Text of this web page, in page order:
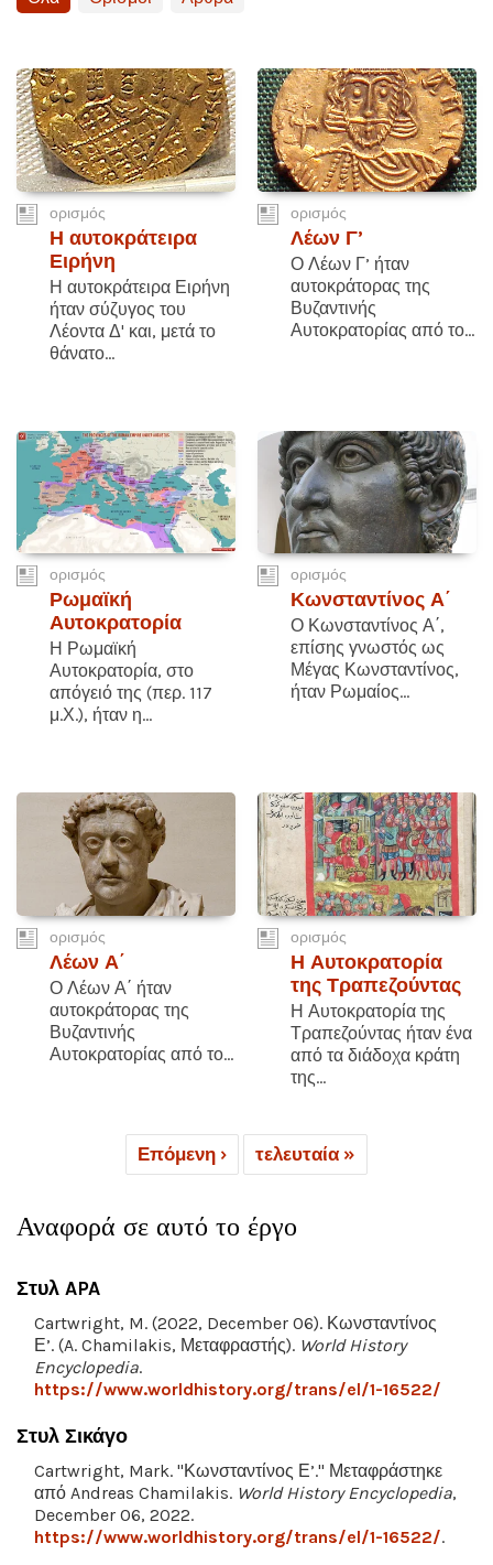
ορισμός
Η αυτοκράτειρα
Ειρήνη
Η αυτοκράτειρα Ειρήνη
ήταν σύζυγος του
Λέοντα Δ' και, μετά το
θάνατο...
ορισμός
Λέων Γ’
Ο Λέων Γ’ ήταν
αυτοκράτορας της
Βυζαντινής
Αυτοκρατορίας από το...
ορισμός
Ρωμαϊκή
Αυτοκρατορία
Η Ρωμαϊκή
Αυτοκρατορία, στο
απόγειό της (περ. 117
μ.Χ.), ήταν η...
ορισμός
Κωνσταντίνος Α΄
Ο Κωνσταντίνος Α΄,
επίσης γνωστός ως
Μέγας Κωνσταντίνος,
ήταν Ρωμαίος...
ορισμός
Λέων Α΄
Ο Λέων Α΄ ήταν
αυτοκράτορας της
Βυζαντινής
Αυτοκρατορίας από το...
ορισμός
Η Αυτοκρατορία
της Τραπεζούντας
Η Αυτοκρατορία της
Τραπεζούντας ήταν ένα
από τα διάδοχα κράτη
της...
Επόμενη › τελευταία »
Αναφορά σε αυτό το έργο
Στυλ APA
Cartwright, M. (2022, December 06). Κωνσταντίνος
Ε’. (A. Chamilakis, Μεταφραστής). World History
Encyclopedia.
https://www.worldhistory.org/trans/el/1-16522/
Στυλ Σικάγο
Cartwright, Mark. "Κωνσταντίνος Ε’." Μεταφράστηκε
από Andreas Chamilakis. World History Encyclopedia,
December 06, 2022.
https://www.worldhistory.org/trans/el/1-16522/.